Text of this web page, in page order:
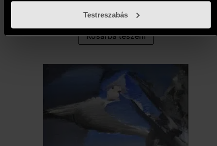
Testreszabás
153 000
Kosárba teszem